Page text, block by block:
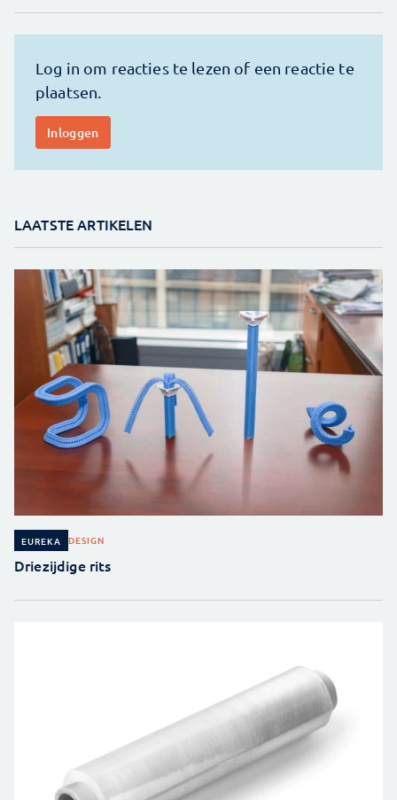
LAATSTE ARTIKELEN
EUREKA DESIGN
Driezijdige rits